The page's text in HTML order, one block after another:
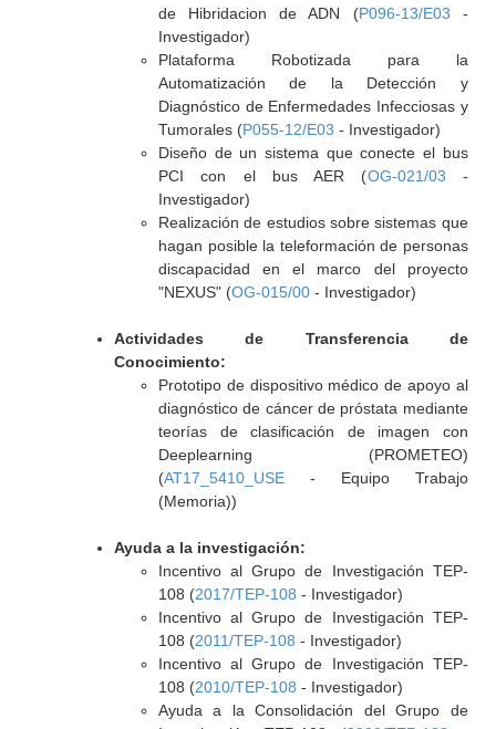
de Hibridacion de ADN (P096-13/E03 -
Investigador)
Plataforma Robotizada para la
Automatización de la Detección y
Diagnóstico de Enfermedades Infecciosas y
Tumorales (P055-12/E03 - Investigador)
Diseño de un sistema que conecte el bus
PCI con el bus AER (OG-021/03 -
Investigador)
Realización de estudios sobre sistemas que
hagan posible la teleformación de personas
discapacidad en el marco del proyecto
"NEXUS" (OG-015/00- Investigador)
Actividades de Transferencia de
Conocimiento:
Prototipo de dispositivo médico de apoyo al
diagnóstico de cáncer de próstata mediante
teorías de clasificación de imagen con
Deeplearning (PROMETEO)
(AT17_5410_USE- Equipo Trabajo
(Memoria))
Ayuda a la investigación:
Incentivo al Grupo de Investigación TEP-
108 (2017/TEP-108 - Investigador)
Incentivo al Grupo de Investigación TEP-
108 (2011/TEP-108 - Investigador)
Incentivo al Grupo de Investigación TEP-
108 (2010/TEP-108 - Investigador)
Ayuda a la Consolidación del Grupo de